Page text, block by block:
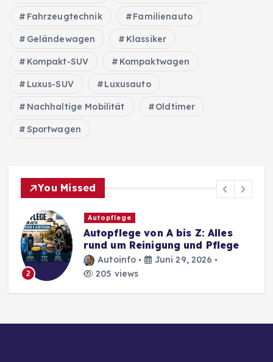
Fahrzeugtechnik Familienauto
Geländewagen Klassiker
Kompakt-SUV Kompaktwagen
Luxus-SUV Luxusauto
Nachhaltige Mobilität Oldtimer
Sportwagen
You Missed
2
Autopflege
Autopflege von A bis Z: Alles
rund um Reinigung und Pflege
Autoinfo
Juni 29, 2026
205 views